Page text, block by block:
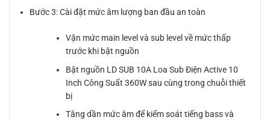
Bước 3: Cài đặt mức âm lượng ban đầu an toàn
Vặn mức main level và sub level về mức thấp
trước khi bật nguồn
Bật nguồn LD SUB 10A Loa Sub Điện Active 10
Inch Công Suất 360W sau cùng trong chuỗi thiết
bị
Tăng dần mức âm để kiểm soát tiếng bass và